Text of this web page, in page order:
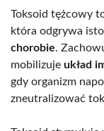
Toksoid tężcowy
która odgrywa
chorobie.
mobilizuje układ
gdy organizm
zneutralizować